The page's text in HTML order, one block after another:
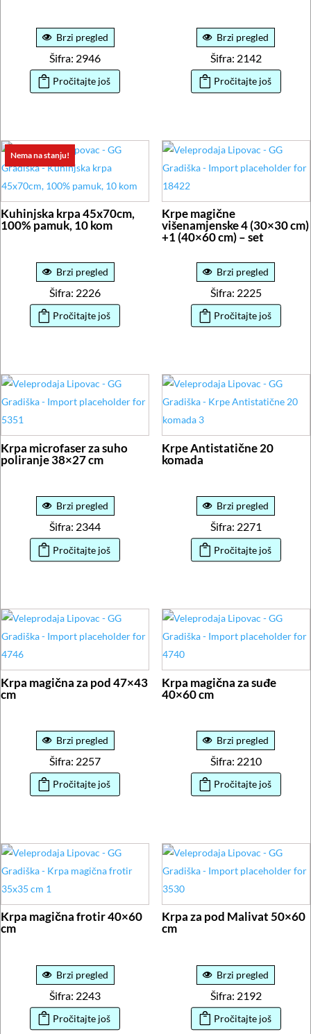
Brzi pregled
Šifra: 2946
Pročitajte još
Brzi pregled
Šifra: 2142
Pročitajte još
Nema na stanju!
Kuhinjska krpa 45x70cm,
100% pamuk, 10 kom
Brzi pregled
Šifra: 2226
Pročitajte još
Krpe magične
višenamjenske 4 (30×30 cm)
+1 (40×60 cm) – set
Brzi pregled
Šifra: 2225
Pročitajte još
Krpa microfaser za suho
poliranje 38×27 cm
Brzi pregled
Šifra: 2344
Pročitajte još
Krpe Antistatične 20
komada
Brzi pregled
Šifra: 2271
Pročitajte još
Krpa magična za pod 47×43
cm
Brzi pregled
Šifra: 2257
Pročitajte još
Krpa magična za suđe
40×60 cm
Brzi pregled
Šifra: 2210
Pročitajte još
Krpa magična frotir 40×60
cm
Brzi pregled
Šifra: 2243
Pročitajte još
Krpa za pod Malivat 50×60
cm
Brzi pregled
Šifra: 2192
Pročitajte još